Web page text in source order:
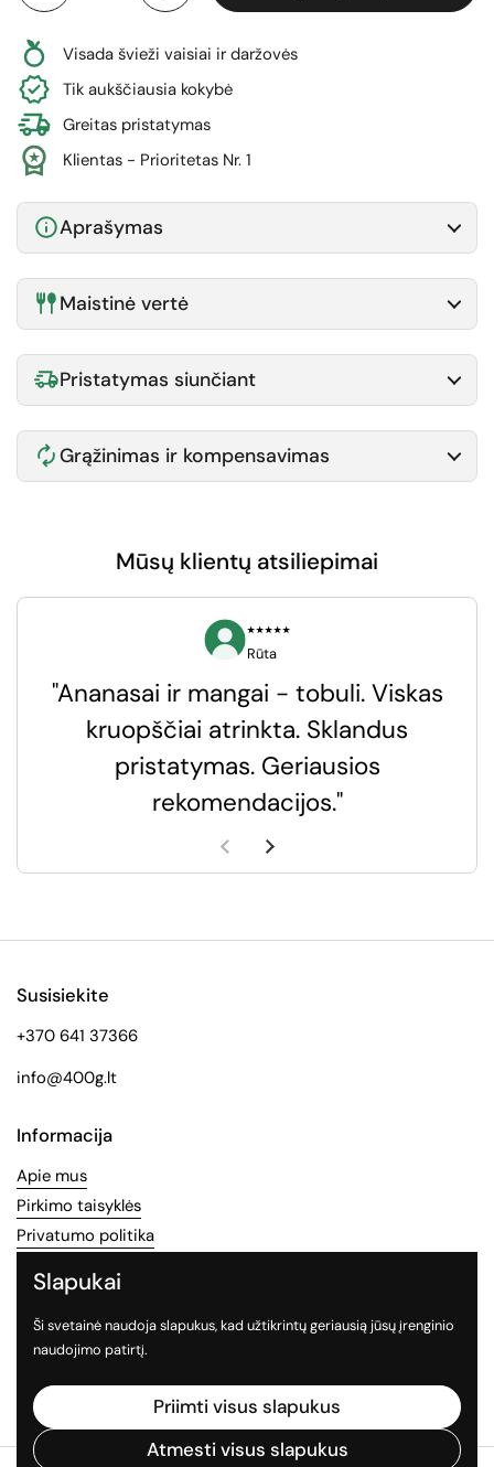
Visada švieži vaisiai ir daržovės
Tik aukščiausia kokybė
Greitas pristatymas
Klientas - Prioritetas Nr. 1
Aprašymas
Maistinė vertė
Pristatymas siunčiant
Grąžinimas ir kompensavimas
Mūsų klientų atsiliepimai
⭑⭑⭑⭑⭑
Rūta
"Ananasai ir mangai - tobuli. Viskas
kruopščiai atrinkta. Sklandus
pristatymas. Geriausios
rekomendacijos."
Ankstesnė skaidrė
Kita skaidrė
Susisiekite
+370 641 37366
info@400g.lt
Informacija
Apie mus
Pirkimo taisyklės
Privatumo politika
Socialinės medijos
Sekite mus socialiniuose tinkluose
Facebook
Slapukai
Ši svetainė naudoja slapukus, kad užtikrintų geriausią jūsų įrenginio
naudojimo patirtį.
Priimti visus slapukus
Atmesti visus slapukus